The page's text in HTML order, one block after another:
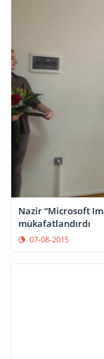
Nazir “Microsoft
mükafatlandırdı
07-08-2015